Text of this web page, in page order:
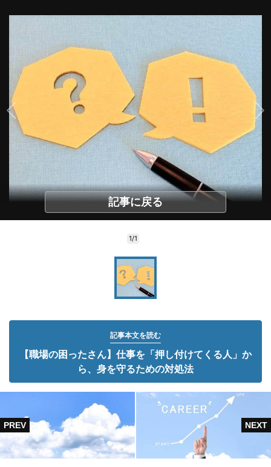
記事に戻る
1/1
記事本文を読む
【職場の困ったさん】仕事を「押し付けてくる人」か
ら、身を守るための対処法